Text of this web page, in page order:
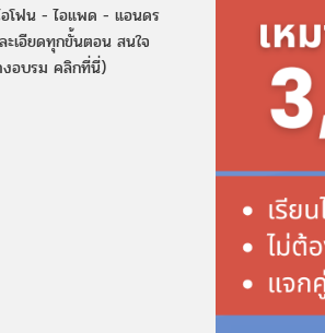
อโฟน - ไอแพด - แอนดร
เอียดทุกขั้นตอน สนใจ
งอบรม คลิกที่นี่)